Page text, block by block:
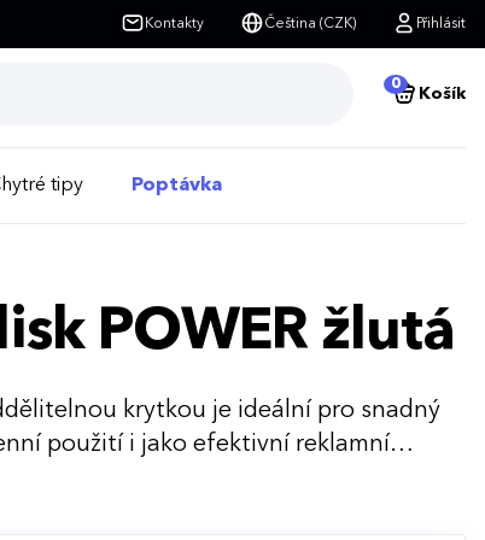
Kontakty Čeština (CZK) Přihlásit
0
Košík
tipy Poptávka
POWER žlutá
krytkou je ideální pro snadný
použití i jako efektivní reklamní